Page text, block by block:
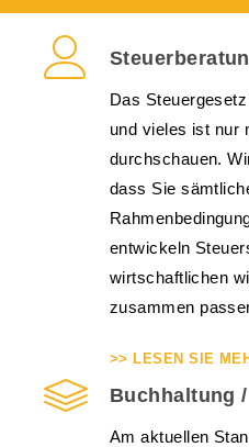
Das
und vieles ist nur
durchschauen.
dass Sie
entwickeln
wirtschaftlichen
zusammen
>> LESEN SIE
Buchhaltung
Am aktuellen